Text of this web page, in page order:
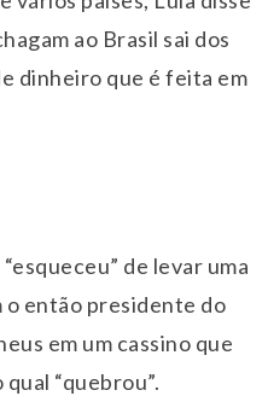
ao Brasil sai dos
dinheiro que é feita em
de levar uma
então presidente do
em um cassino que
“quebrou”.